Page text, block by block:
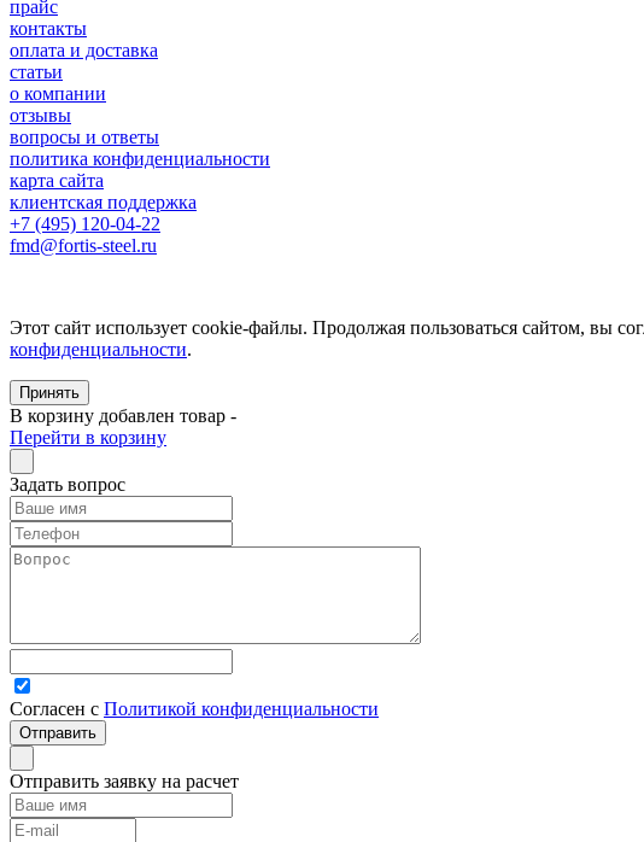
прайс
контакты
оплата и доставка
статьи
о компании
отзывы
вопросы и ответы
политика конфиденциальности
карта сайта
клиентская поддержка
+7 (495) 120-04-22
fmd@fortis-steel.ru
Этот сайт использует cookie-файлы. Продолжая пользоваться сайтом, вы
конфиденциальности.
Принять
В корзину добавлен товар -
Перейти в корзину
Задать вопрос
Согласен с Политикой конфиденциальности
Отправить заявку на расчет